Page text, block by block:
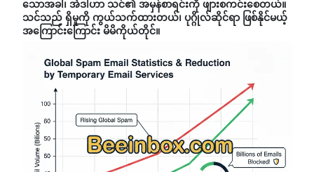
သောအခါ၊ အဲဒါဟာ သင်၏ အမှန်စာရင်းကို ဖျားစကင်းစေတယ်။
သင်သည် ရှိမှုကို ကွယ်သက်ထားတယ်၊ ပုဂ္ဂိုလ်ဆိုင်ရာ ဖြစ်နိုင်မယ့်
အကြောင်းကြောင်း မိမိကိုယ်တိုင်။